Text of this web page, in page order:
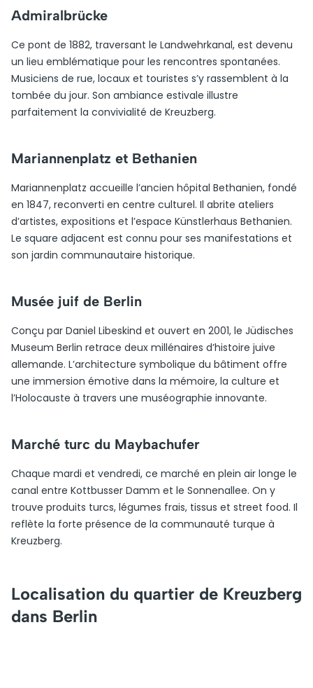
Admiralbrücke
Ce pont de 1882, traversant le Landwehrkanal, est devenu
un lieu emblématique pour les rencontres spontanées.
Musiciens de rue, locaux et touristes s’y rassemblent à la
tombée du jour. Son ambiance estivale illustre
parfaitement la convivialité de Kreuzberg.
Mariannenplatz et Bethanien
Mariannenplatz accueille l’ancien hôpital Bethanien, fondé
en 1847, reconverti en centre culturel. Il abrite ateliers
d’artistes, expositions et l’espace Künstlerhaus Bethanien.
Le square adjacent est connu pour ses manifestations et
son jardin communautaire historique.
Musée juif de Berlin
Conçu par Daniel Libeskind et ouvert en 2001, le Jüdisches
Museum Berlin retrace deux millénaires d’histoire juive
allemande. L’architecture symbolique du bâtiment offre
une immersion émotive dans la mémoire, la culture et
l’Holocauste à travers une muséographie innovante.
Marché turc du Maybachufer
Chaque mardi et vendredi, ce marché en plein air longe le
canal entre Kottbusser Damm et le Sonnenallee. On y
trouve produits turcs, légumes frais, tissus et street food. Il
reflète la forte présence de la communauté turque à
Kreuzberg.
Localisation du quartier de Kreuzberg
dans Berlin